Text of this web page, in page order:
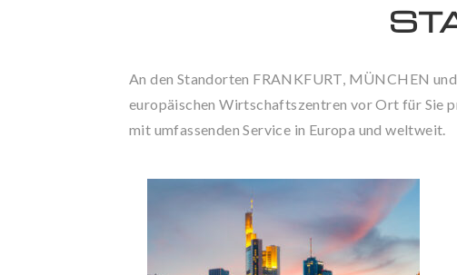
An den Standorten FRANKFURT, MÜNCHEN
europäischen Wirtschaftszentren vor Ort für Sie
mit umfassenden Service in Europa und weltweit.